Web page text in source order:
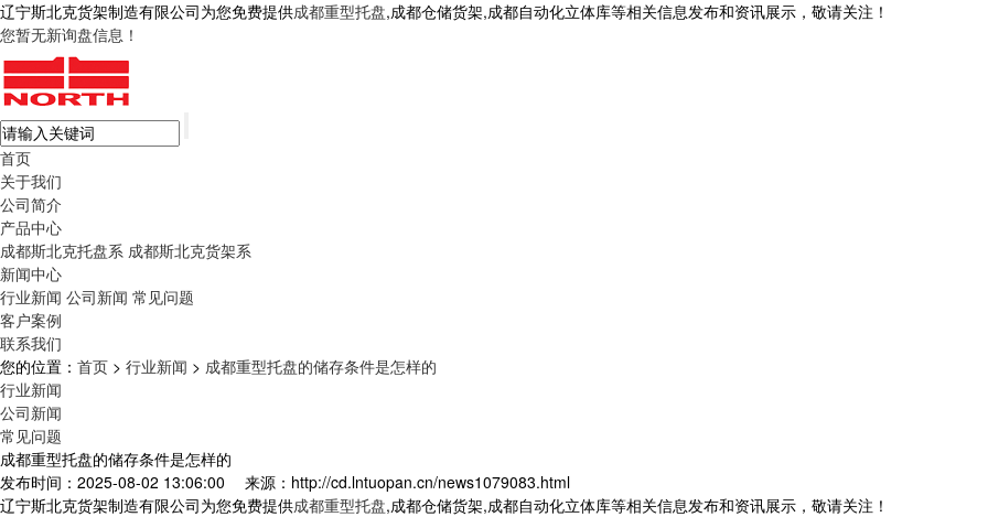
辽宁斯北克货架制造有限公司为您免费提供成都重型托盘,成都仓储货架,成都自动化立体库等相关信息发布和资讯展示，敬请关注！
您暂无新询盘信息！
首页
关于我们
公司简介
产品中心
成都斯北克托盘系 成都斯北克货架系
新闻中心
行业新闻 公司新闻 常见问题
客户案例
联系我们
您的位置： 首页 > 行业新闻 > 成都重型托盘的储存条件是怎样的
行业新闻
公司新闻
常见问题
成都重型托盘的储存条件是怎样的
发布时间：2025-08-02 13:06:00
来源：http://cd.lntuopan.cn/news1079083.html
辽宁斯北克货架制造有限公司为您免费提供成都重型托盘,成都仓储货架,成都自动化立体库等相关信息发布和资讯展示，敬请关注！